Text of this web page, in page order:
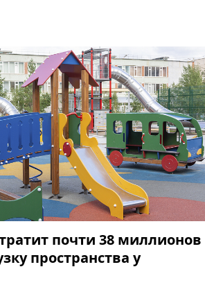
почти 38 миллионов
пространства у